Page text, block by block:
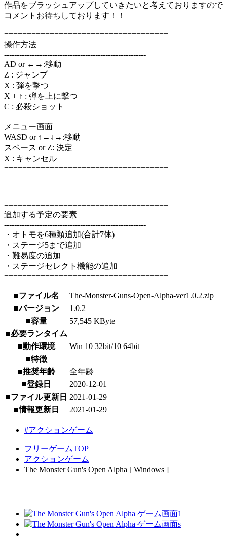
作品をブラッシュアップしていきたいと考えておりますので
コメントお待ちしております！！
====================================
操作方法
--------------------------------------------------------
AD or ←→:移動
Z : ジャンプ
X : 弾を撃つ
X + ↑ : 弾を上に撃つ
C : 必殺ショット
メニュー画面
WASD or ↑←↓→:移動
スペース or Z: 決定
X : キャンセル
====================================
====================================
追加する予定の要素
--------------------------------------------------------
・オトモを6種類追加(合計7体)
・ステージ5まで追加
・難易度の追加
・ステージセレクト機能の追加
====================================
■ファイル名
The-Monster-Guns-Open-Alpha-ver1.0.2.zip
■バージョン
1.0.2
■容量
57,545 KByte
■必要ランタイム
■動作環境
Win 10 32bit/10 64bit
■特徴
■推奨年齢
全年齢
■登録日
2020-12-01
■ファイル更新日 2021-01-29
■情報更新日
2021-01-29
#アクションゲーム
フリーゲームTOP
アクションゲーム
The Monster Gun's Open Alpha [ Windows ]